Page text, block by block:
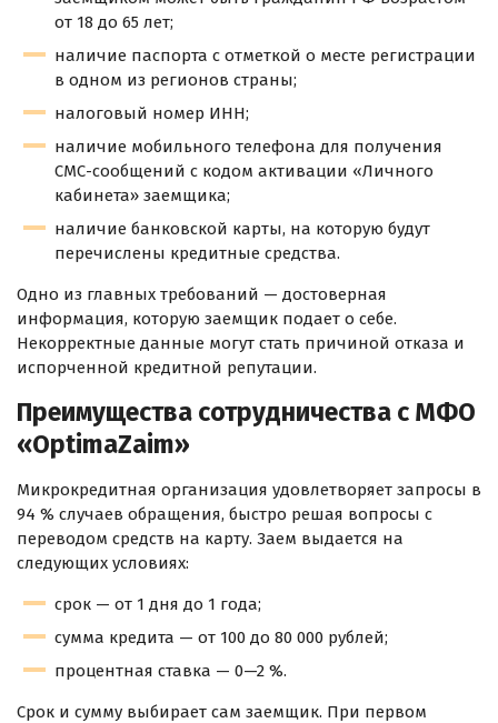
от 18 до 65 лет;
наличие паспорта с отметкой о месте регистрации
в одном из регионов страны;
налоговый номер ИНН;
наличие мобильного телефона для получения
СМС-сообщений с кодом активации «Личного
кабинета» заемщика;
наличие банковской карты, на которую будут
перечислены кредитные средства.
Одно из главных требований — достоверная
информация, которую заемщик подает о себе.
Некорректные данные могут стать причиной отказа и
испорченной кредитной репутации.
Преимущества сотрудничества с МФО
«OptimaZaim»
Микрокредитная организация удовлетворяет запросы в
94 % случаев обращения, быстро решая вопросы с
переводом средств на карту. Заем выдается на
следующих условиях:
срок — от 1 дня до 1 года;
сумма кредита — от 100 до 80 000 рублей;
процентная ставка — 0—2 %.
Срок и сумму выбирает сам заемщик. При первом